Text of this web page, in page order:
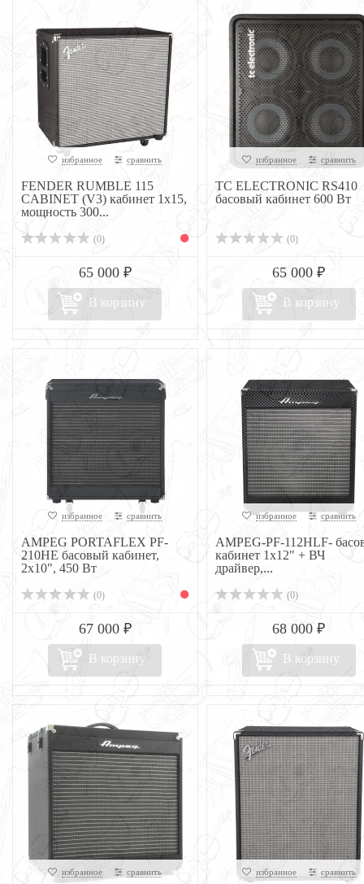
избранное сравнить
FENDER RUMBLE 115
CABINET (V3) кабинет 1х15,
мощность 300...
(0)
65 000 ₽
В корзину
избранное сравнить
TC ELECTRONIC RS410
басовый кабинет 600 Вт
(0)
65 000 ₽
В корзину
избранное сравнить
AMPEG PORTAFLEX PF-
210HE басовый кабинет,
2x10", 450 Вт
(0)
67 000 ₽
В корзину
избранное сравнить
AMPEG-PF-112HLF-
кабинет 1x12" + ВЧ
драйвер,...
(0)
68 000 ₽
В корзину
избранное сравнить избранное сравнить